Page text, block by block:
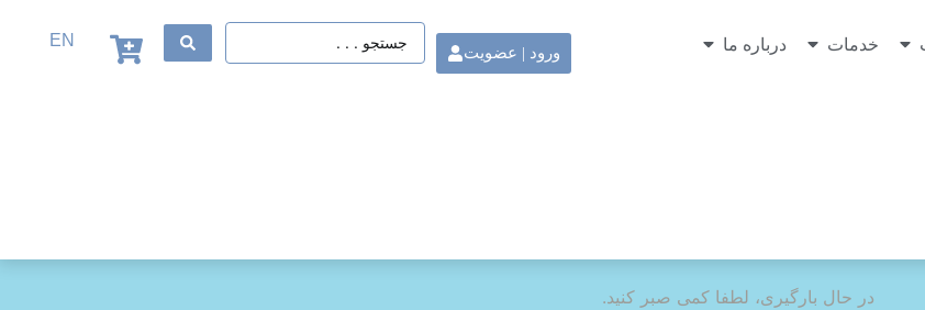
خدمات درباره ما ورود | عضویت
EN
در حال بارگیری، لطفا کمی صبر کنید.